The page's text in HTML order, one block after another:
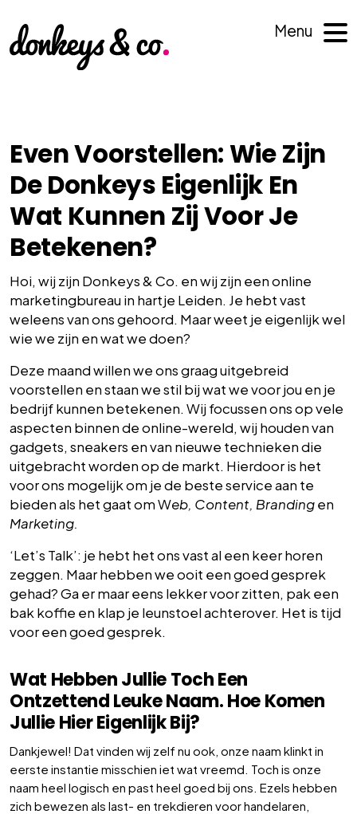
Menu
Even Voorstellen: Wie Zijn
De Donkeys Eigenlijk En
Wat Kunnen Zij Voor Je
Betekenen?
Hoi, wij zijn Donkeys & Co. en wij zijn een online
marketingbureau in hartje Leiden. Je hebt vast
weleens van ons gehoord. Maar weet je eigenlijk wel
wie we zijn en wat we doen?
Deze maand willen we ons graag uitgebreid
voorstellen en staan we stil bij wat we voor jou en je
bedrijf kunnen betekenen. Wij focussen ons op vele
aspecten binnen de online-wereld, wij houden van
gadgets, sneakers en van nieuwe technieken die
uitgebracht worden op de markt. Hierdoor is het
voor ons mogelijk om je de beste service aan te
bieden als het gaat om Web, Content, Brandingen
Marketing.
‘Let’s Talk’: je hebt het ons vast al een keer horen
zeggen. Maar hebben we ooit een goed gesprek
gehad? Ga er maar eens lekker voor zitten, pak een
bak koffie en klap je leunstoel achterover. Het is tijd
voor een goed gesprek.
Wat Hebben Jullie Toch Een
Ontzettend Leuke Naam. Hoe Komen
Jullie Hier Eigenlijk Bij?
Dankjewel! Dat vinden wij zelf nu ook, onze naam klinkt in
eerste instantie misschien iet wat vreemd. Toch is onze
naam heel logisch en past heel goed bij ons. Ezels hebben
zich bewezen als last- en trekdieren voor handelaren,